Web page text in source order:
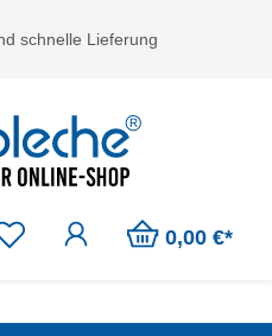
schnelle Lieferung
0,00 €*